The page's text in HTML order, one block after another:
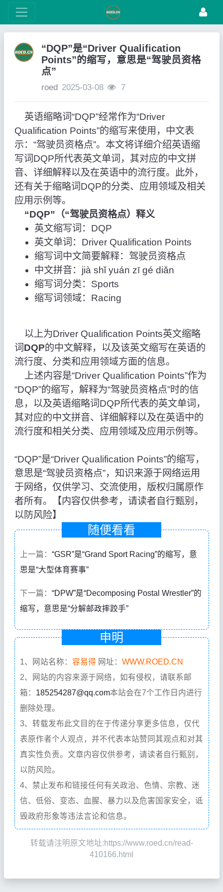
“DQP”是“Driver Qualification
Points”的缩写，意思是“驾驶员资格
点”
roed 2025-03-08 7
英语缩略词“DQP”经常作为“Driver
Qualification Points”的缩写来使用，中文表
示：“驾驶员资格点”。本文将详细介绍英语缩
写词DQP所代表英文单词，其对应的中文拼
音、详细解释以及在英语中的流行度。此外，
还有关于缩略词DQP的分类、应用领域及相关
应用示例等。
“DQP”（“驾驶员资格点）释义
英文缩写词：DQP
英文单词：Driver Qualification Points
缩写词中文简要解释：驾驶员资格点
中文拼音：jià shǐ yuán zī gé diǎn
缩写词分类：Sports
缩写词领域：Racing
以上为Driver Qualification Points英文缩略
词 DQP的中文解释，以及该英文缩写在英语的
流行度、分类和应用领域方面的信息。
上述内容是“Driver Qualification Points”作为
“DQP”的缩写，解释为“驾驶员资格点”时的信
息，以及英语缩略词DQP所代表的英文单词，
其对应的中文拼音、详细解释以及在英语中的
流行度和相关分类、应用领域及应用示例等。
“DQP”是“Driver Qualification Points”的缩写，
意思是“驾驶员资格点”，知识来源于网络运用
于网络，仅供学习、交流使用，版权归属原作
者所有。【内容仅供参考，请读者自行甄别，
以防风险】
随便看看
上一篇： “GSR”是“Grand Sport Racing”的缩写，意
思是“大型体育赛事”
下一篇： “DPW”是“Decomposing Postal Wrestler”的
缩写，意思是“分解邮政摔跤手”
申明
1、网站名称： 容易得 网址： WWW.ROED.CN
2、网站的内容来源于网络，如有侵权，请联系邮
箱： 185254287@qq.com本站会在7个工作日内进行
删除处理。
3、转载发布此文目的在于传递分享更多信息，仅代
表原作者个人观点，并不代表本站赞同其观点和对其
真实性负责。文章内容仅供参考，请读者自行甄别，
以防风险。
4、禁止发布和链接任何有关政治、色情、宗教、迷
信、低俗、变态、血腥、暴力以及危害国家安全，诋
毁政府形象等违法言论和信息。
转载请注明原文地址:https://www.roed.cn/read-
410166.html